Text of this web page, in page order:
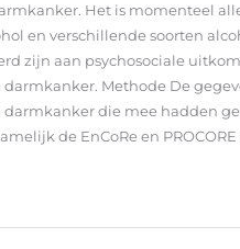
Het is momenteel
en verschillende soorten
zijn aan psychosociale
Methode De
darmkanker die mee hadden
de EnCoRe en